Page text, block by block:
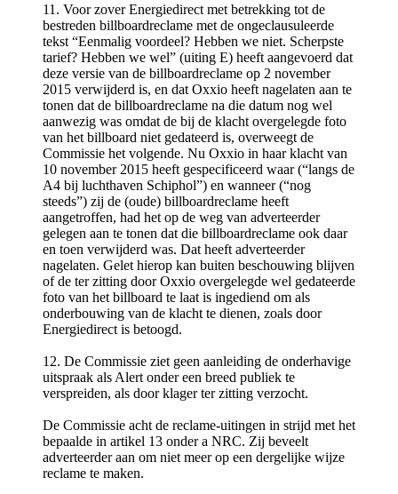
11. Voor zover Energiedirect met betrekking tot de
bestreden billboardreclame met de ongeclausuleerde
tekst “Eenmalig voordeel? Hebben we niet. Scherpste
tarief? Hebben we wel” (uiting E) heeft aangevoerd dat
deze versie van de billboardreclame op 2 november
2015 verwijderd is, en dat Oxxio heeft nagelaten aan te
tonen dat de billboardreclame na die datum nog wel
aanwezig was omdat de bij de klacht overgelegde foto
van het billboard niet gedateerd is, overweegt de
Commissie het volgende. Nu Oxxio in haar klacht van
10 november 2015 heeft gespecificeerd waar (“langs de
A4 bij luchthaven Schiphol”) en wanneer (“nog
steeds”) zij de (oude) billboardreclame heeft
aangetroffen, had het op de weg van adverteerder
gelegen aan te tonen dat die billboardreclame ook daar
en toen verwijderd was. Dat heeft adverteerder
nagelaten. Gelet hierop kan buiten beschouwing blijven
of de ter zitting door Oxxio overgelegde wel gedateerde
foto van het billboard te laat is ingediend om als
onderbouwing van de klacht te dienen, zoals door
Energiedirect is betoogd.
12. De Commissie ziet geen aanleiding de onderhavige
uitspraak als Alert onder een breed publiek te
verspreiden, als door klager ter zitting verzocht.
De Commissie acht de reclame-uitingen in strijd met het
bepaalde in artikel 13 onder a NRC. Zij beveelt
adverteerder aan om niet meer op een dergelijke wijze
reclame te maken.